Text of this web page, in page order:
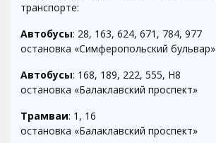
транспорте:
Автобусы: 28, 163, 624, 671, 784, 977
остановка «Симферопольский бульвар»
Автобусы: 168, 189, 222, 555, Н8
остановка «Балаклавский проспект»
Трамваи: 1, 16
остановка «Балаклавский проспект»